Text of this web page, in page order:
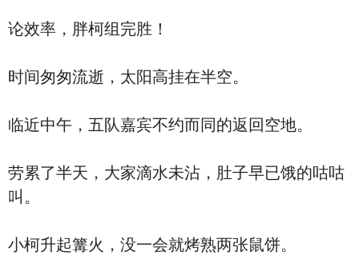
论效率，胖柯组完胜！
时间匆匆流逝，太阳高挂在半空。
临近中午，五队嘉宾不约而同的返回空地。
劳累了半天，大家滴水未沾，肚子早已饿的咕咕
叫。
小柯升起篝火，没一会就烤熟两张鼠饼。